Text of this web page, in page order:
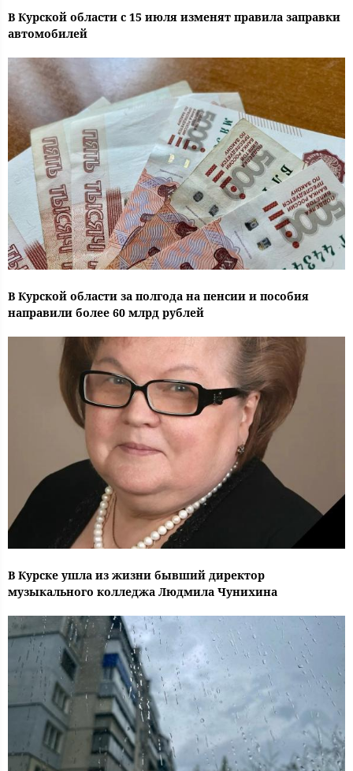
В Курской области с 15 июля изменят правила заправки
автомобилей
В Курской области за полгода на пенсии и пособия
направили более 60 млрд рублей
В Курске ушла из жизни бывший директор
музыкального колледжа Людмила Чунихина